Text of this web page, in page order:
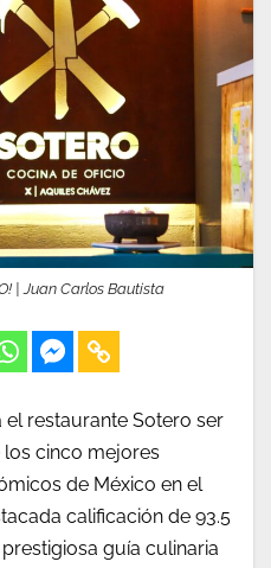
| Juan Carlos Bautista
el restaurante Sotero ser
cinco mejores
de México en el
calificación de 93.5
guía culinaria